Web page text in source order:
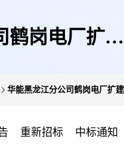
鹤岗电厂扩建
华能黑龙江分公司鹤岗电厂扩
重新招标 中标通知